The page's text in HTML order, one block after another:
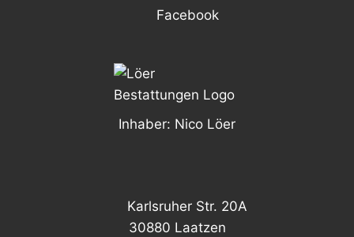
Facebook
Inhaber: Nico Löer
Karlsruher Str. 20A
30880 Laatzen